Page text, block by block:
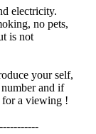
electricity.
no pets,
is not
your self,
and if
for a viewing !